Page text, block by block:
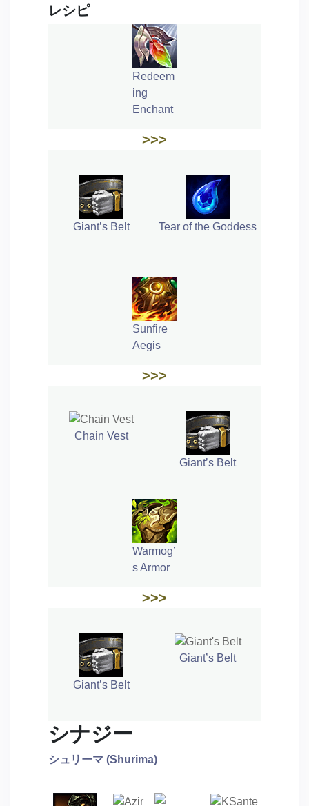
レシピ
Redeem
ing
Enchant
>>>
Giant’s Belt Tear of the Goddess
Sunfire
Aegis
>>>
Chain Vest
Giant’s Belt
Warmog’
s Armor
>>>
Giant’s Belt
Giant’s Belt
シナジー
シュリーマ (Shurima)